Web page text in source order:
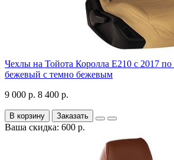
Чехлы на Тойота Королла Е210 с 2017 по
бежевый с темно бежевым
9 000 р. 8 400 р.
В корзину Заказать
Ваша скидка: 600 р.